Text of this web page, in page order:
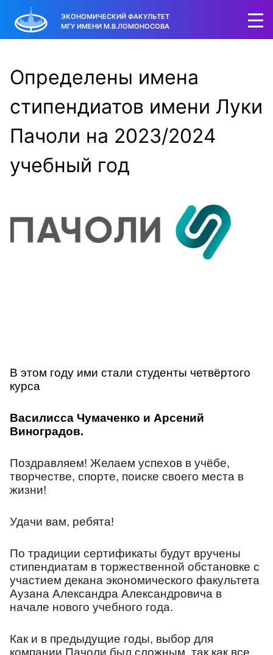
ЭКОНОМИЧЕСКИЙ ФАКУЛЬТЕТ
МГУ ИМЕНИ М.В.ЛОМОНОСОВА
Определены имена
стипендиатов имени Луки
Пачоли на 2023/2024
учебный год
В этом году ими стали студенты четвёртого
курса
Василисса Чумаченко и Арсений
Виноградов.
Поздравляем! Желаем успехов в учёбе,
творчестве, спорте, поиске своего места в
жизни!
Удачи вам, ребята!
По традиции сертификаты будут вручены
стипендиатам в торжественной обстановке с
участием декана экономического факультета
Аузана Александра Александровича в
начале нового учебного года.
Как и в предыдущие годы, выбор для
компании Пачоли был сложным, так как все